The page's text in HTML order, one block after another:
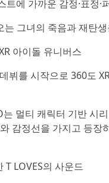
에 가까운 감정·표정·
는 그녀의 죽음과 재
아이돌 유니버스
뷔를 시작으로 360도
멀티 캐릭터 기반 시
감정선을 가지고 등장
LOVES의 사운드